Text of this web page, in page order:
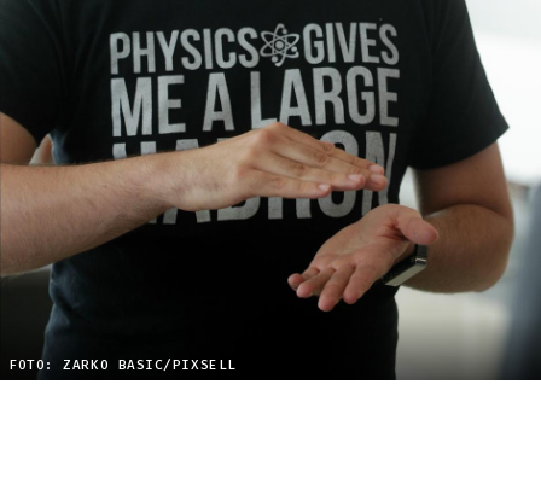
FOTO: ZARKO BASIC/PIXSELL